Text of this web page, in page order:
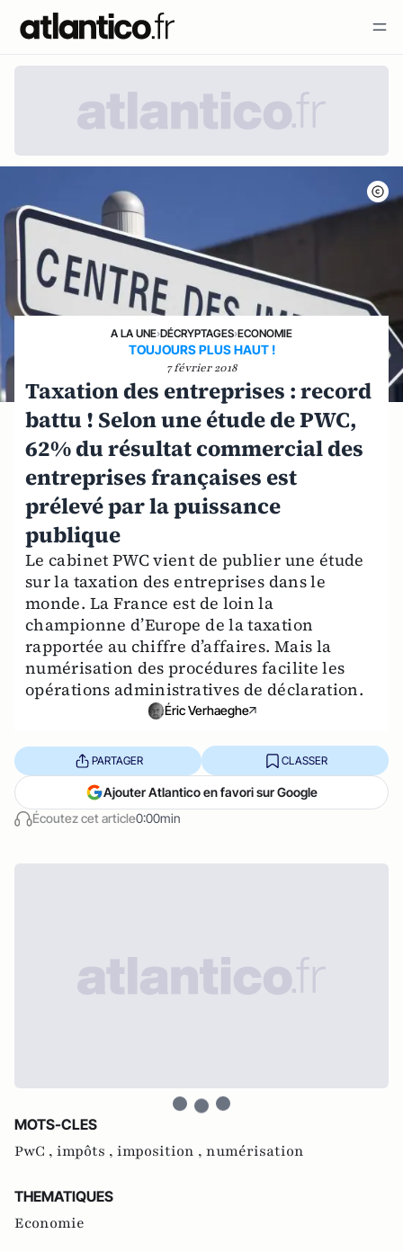
A LA UNE›DÉCRYPTAGES›ECONOMIE
TOUJOURS PLUS HAUT !
7 février 2018
Taxation des entreprises : record
battu ! Selon une étude de PWC,
62% du résultat commercial des
entreprises françaises est
prélevé par la puissance
publique
Le cabinet PWC vient de publier une étude
sur la taxation des entreprises dans le
monde. La France est de loin la
championne d’Europe de la taxation
rapportée au chiffre d’affaires. Mais la
numérisation des procédures facilite les
opérations administratives de déclaration.
Éric Verhaeghe
Écoutez cet article0:00min
PARTAGER CLASSER
Ajouter Atlantico en favori sur Google
MOTS-CLES
PwC , impôts , imposition , numérisation
THEMATIQUES
Economie